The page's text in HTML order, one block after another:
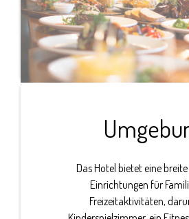
Das Hotel bietet eine
Einrichtungen für
Freizeitaktivitäten,